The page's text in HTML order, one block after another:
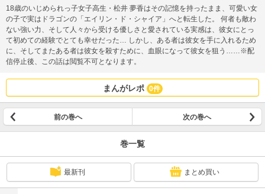
18歳のいじめられっ子女子高生・松井 夢香はその記憶を持ったまま、可愛い女
の子で実はドラゴンの「エイリン・ド・シャイア」へと転生した。 何者も敵わ
ない強い力、そして人々から受ける優しさと愛されている実感は、彼女にとっ
て初めての経験でとても幸せだった… しかし、ある者は彼女を手に入れるため
に、そしてまたある者は彼女を殺すために、血眼になって彼女を狙う……※配
信停止後、この話は閲覧不可となります。
まんがレポ 0件
前の巻へ 次の巻へ
巻一覧
最新刊 まとめ買い